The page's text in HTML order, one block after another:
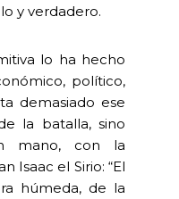
y verdadero.
lo ha hecho
político,
demasiado ese
la batalla, sino
mano, con la
Isaac el Sirio: “El
húmeda, de la